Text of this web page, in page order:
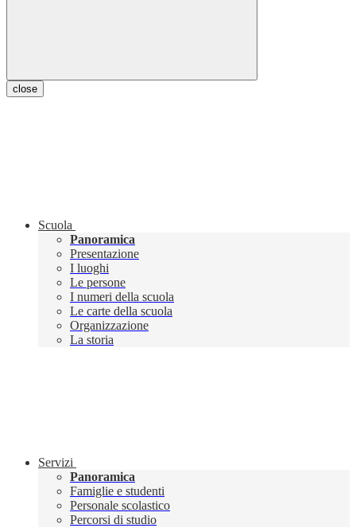
close
Scuola
Panoramica
Presentazione
I luoghi
Le persone
I numeri della scuola
Le carte della scuola
Organizzazione
La storia
Servizi
Panoramica
Famiglie e studenti
Personale scolastico
Percorsi di studio